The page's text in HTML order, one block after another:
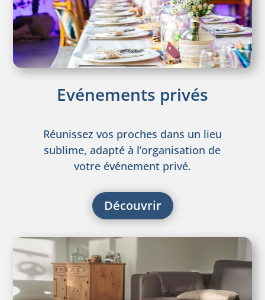
Evénements privés
Réunissez vos proches dans un lieu
sublime, adapté à l’organisation de
votre événement privé.
Découvrir